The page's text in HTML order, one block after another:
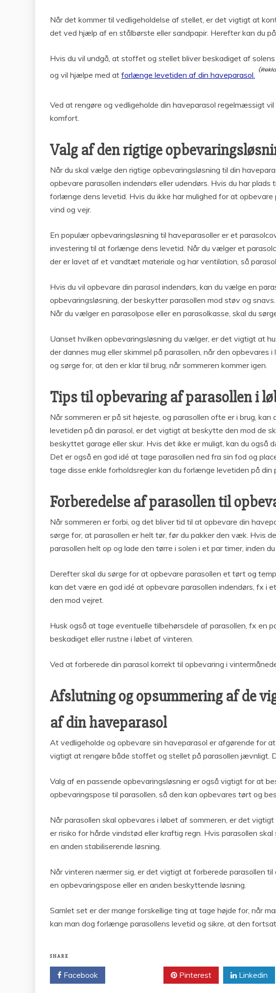
Når det kommer til vedligeholdelse af stellet, er det vigtigt at
det ved hjælp af en stålbørste eller sandpapir. Herefter kan du
Hvis du vil undgå, at stoffet og stellet bliver beskadiget af
og vil hjælpe med at forlænge levetiden af din haveparasol.
Ved at rengøre og vedligeholde din haveparasol regelmæssigt
komfort.
Valg af den rigtige
Når du skal vælge den rigtige opbevaringsløsning til din
opbevare parasollen indendørs eller udendørs. Hvis du har
forlænge dens levetid. Hvis du ikke har mulighed for at
vind og vejr.
En populær opbevaringsløsning til haveparasoller er et
investering til at forlænge dens levetid. Når du vælger et
der er lavet af et vandtæt materiale og har ventilation, så
Hvis du vil opbevare din parasol indendørs, kan du vælge en
opbevaringsløsning, der beskytter parasollen mod støv og
Når du vælger en parasolpose eller en parasolkasse, skal du
Uanset hvilken opbevaringsløsning du vælger, er det vigtigt at
der dannes mug eller skimmel på parasollen, når den
og sørge for, at den er klar til brug, når sommeren kommer igen.
Tips til opbevaring af parasollen i
Når sommeren er på sit højeste, og parasollen ofte er i brug,
levetiden på din parasol, er det vigtigt at beskytte den mod de
beskyttet garage eller skur. Hvis det ikke er muligt, kan du
Det er også en god idé at tage parasollen ned fra sin fod og
tage disse enkle forholdsregler kan du forlænge levetiden på din
Forberedelse af parasollen til
Når sommeren er forbi, og det bliver tid til at opbevare din
sørge for, at parasollen er helt tør, før du pakker den væk. Hvis
parasollen helt op og lade den tørre i solen i et par timer, inden
Derefter skal du sørge for at opbevare parasollen et tørt og
kan det være en god idé at opbevare parasollen indendørs, fx i
den mod vejret.
Husk også at tage eventuelle tilbehørsdele af parasollen, fx en
beskadiget eller rustne i løbet af vinteren.
Ved at forberede din parasol korrekt til opbevaring i
Afslutning og opsummering af de
af din haveparasol
At vedligeholde og opbevare sin haveparasol er afgørende for
vigtigt at rengøre både stoffet og stellet på parasollen jævnligt.
Valg af en passende opbevaringsløsning er også vigtigt for at
opbevaringspose til parasollen, så den kan opbevares tørt og
Når parasollen skal opbevares i løbet af sommeren, er det
er risiko for hårde vindstød eller kraftig regn. Hvis parasollen
en anden stabiliserende løsning.
Når vinteren nærmer sig, er det vigtigt at forberede parasollen
en opbevaringspose eller en anden beskyttende løsning.
Samlet set er der mange forskellige ting at tage højde for, når
kan man dog forlænge parasollens levetid og sikre, at den
SHARE
Facebook Pinterest Linkedin